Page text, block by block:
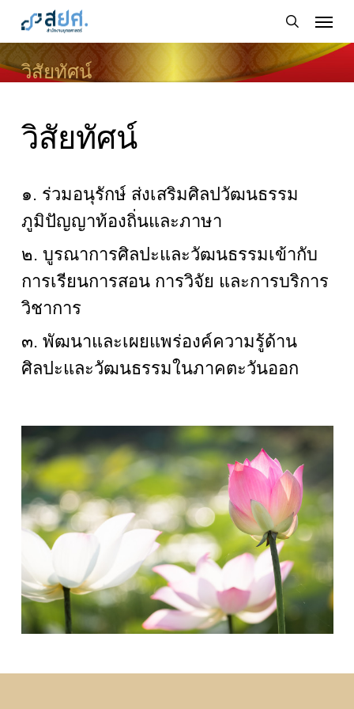
main
content
Menu
วิสัยทัศน์
วิสัยทัศน์
๑. ร่วมอนุรักษ์ ส่งเสริมศิลปวัฒนธรรม
ภูมิปัญญาท้องถิ่นและภาษา
๒. บูรณาการศิลปะและวัฒนธรรมเข้ากับ
การเรียนการสอน การวิจัย และการบริการ
วิชาการ
๓. พัฒนาและเผยแพร่องค์ความรู้ด้าน
ศิลปะและวัฒนธรรมในภาคตะวันออก